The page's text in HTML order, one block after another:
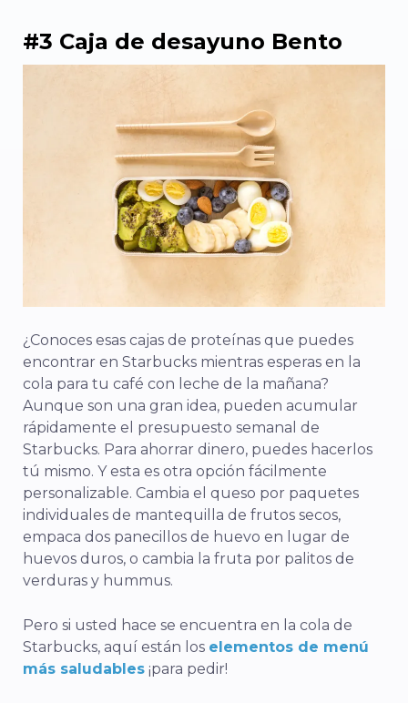
#3 Caja de desayuno Bento
¿Conoces esas cajas de proteínas que puedes
encontrar en Starbucks mientras esperas en la
cola para tu café con leche de la mañana?
Aunque son una gran idea, pueden acumular
rápidamente el presupuesto semanal de
Starbucks. Para ahorrar dinero, puedes hacerlos
tú mismo. Y esta es otra opción fácilmente
personalizable. Cambia el queso por paquetes
individuales de mantequilla de frutos secos,
empaca dos panecillos de huevo en lugar de
huevos duros, o cambia la fruta por palitos de
verduras y hummus.
Pero si usted hace se encuentra en la cola de
Starbucks, aquí están los elementos de menú
más saludables ¡para pedir!